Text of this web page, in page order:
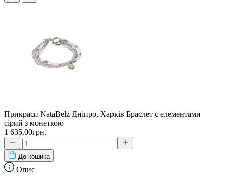
Прикраси NataBelz Дніпро, Харків Браслет с елементами
сірий з монеткою
1 635.00грн.
До кошика
Опис